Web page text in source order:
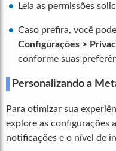
Leia as permissões
Caso prefira, você
Configurações >
conforme suas
Personalizando a
Para otimizar sua
explore as configurações
notificações e o nível de